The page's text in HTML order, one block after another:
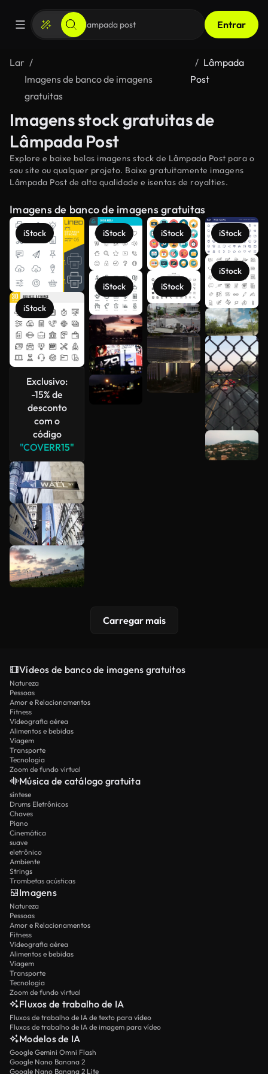
Entrar
Lar
Imagens de banco de imagens
gratuitas
Lâmpada
Post
Imagens stock gratuitas de
Lâmpada Post
Explore e baixe belas imagens stock de Lâmpada Post para o
seu site ou qualquer projeto. Baixe gratuitamente imagens
Lâmpada Post de alta qualidade e isentas de royalties.
Imagens de banco de imagens gratuitas
iStock
iStock
Exclusivo:
-15% de
desconto
com o
código
"COVERR15"
iStock
iStock
iStock
iStock
iStock
iStock
Veja mais
Carregar mais
Vídeos de banco de imagens gratuitos
Natureza
Pessoas
Amor e Relacionamentos
Fitness
Videografia aérea
Alimentos e bebidas
Viagem
Transporte
Tecnologia
Zoom de fundo virtual
Música de catálogo gratuita
síntese
Drums Eletrônicos
Chaves
Piano
Cinemática
suave
eletrônico
Ambiente
Strings
Trombetas acústicas
Imagens
Natureza
Pessoas
Amor e Relacionamentos
Fitness
Videografia aérea
Alimentos e bebidas
Viagem
Transporte
Tecnologia
Zoom de fundo virtual
Fluxos de trabalho de IA
Fluxos de trabalho de IA de texto para vídeo
Fluxos de trabalho de IA de imagem para vídeo
Modelos de IA
Google Gemini Omni Flash
Google Nano Banana 2
Google Nano Banana 2 Lite